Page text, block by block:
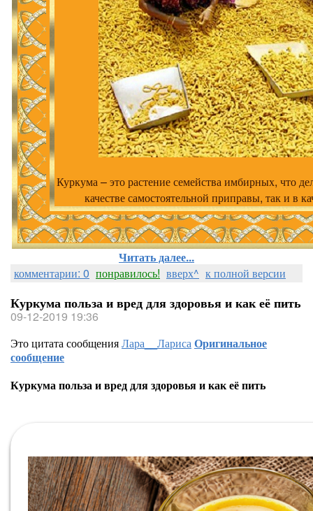
Куркума – это растение семейства имбирных, что
качестве самостоятельной приправы, так и в
Читать далее...
комментарии: 0 понравилось! вверх^ к полной версии
Куркума польза и вред для здоровья и как её пить
09-12-2019 19:36
Это цитата сообщенияЛара__ЛарисаОригинальное
сообщение
Куркума польза и вред для здоровья и как её пить